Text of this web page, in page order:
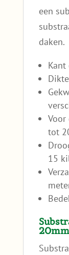
een
daken.
tot
15
20mm